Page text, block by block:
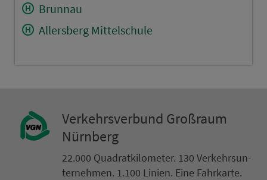
Brunnau
Allersberg Mittelschule
Ver­kehrs­ver­bund Groß­raum
Nürn­berg
22.000 Qua­drat­ki­lo­me­ter. 130 Ver­kehrs­un­
ter­neh­men. 1.100 Linien. Eine Fahr­kar­te.